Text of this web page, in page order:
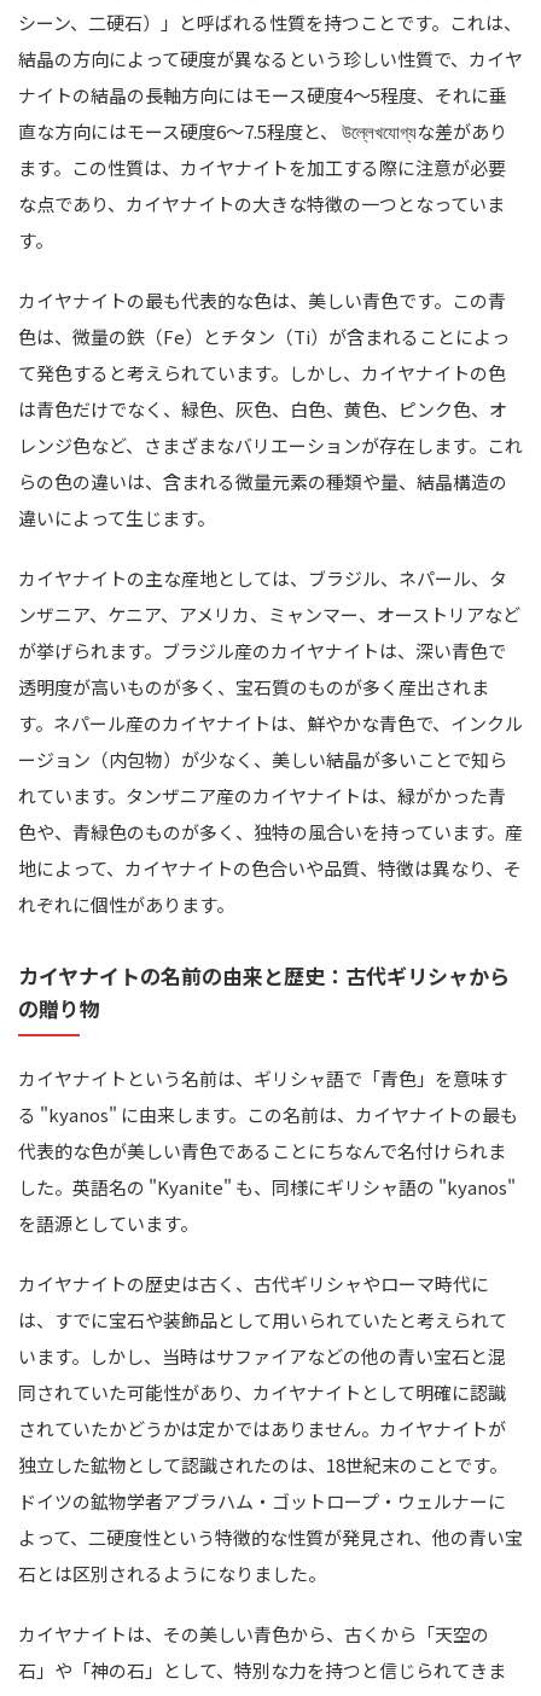
シーン、二硬石）」と呼ばれる性質を持つことです。これは、
結晶の方向によって硬度が異なるという珍しい性質で、カイヤ
ナイトの結晶の長軸方向にはモース硬度4～5程度、それに垂
直な方向にはモース硬度6～7.5程度と、 উল্লেখযোগ্যな差があり
ます。この性質は、カイヤナイトを加工する際に注意が必要
な点であり、カイヤナイトの大きな特徴の一つとなっていま
す。
カイヤナイトの最も代表的な色は、美しい青色です。この青
色は、微量の鉄（Fe）とチタン（Ti）が含まれることによっ
て発色すると考えられています。しかし、カイヤナイトの色
は青色だけでなく、緑色、灰色、白色、黄色、ピンク色、オ
レンジ色など、さまざまなバリエーションが存在します。これ
らの色の違いは、含まれる微量元素の種類や量、結晶構造の
違いによって生じます。
カイヤナイトの主な産地としては、ブラジル、ネパール、タ
ンザニア、ケニア、アメリカ、ミャンマー、オーストリアなど
が挙げられます。ブラジル産のカイヤナイトは、深い青色で
透明度が高いものが多く、宝石質のものが多く産出されま
す。ネパール産のカイヤナイトは、鮮やかな青色で、インクル
ージョン（内包物）が少なく、美しい結晶が多いことで知ら
れています。タンザニア産のカイヤナイトは、緑がかった青
色や、青緑色のものが多く、独特の風合いを持っています。産
地によって、カイヤナイトの色合いや品質、特徴は異なり、そ
れぞれに個性があります。
カイヤナイトの名前の由来と歴史：古代ギリシャから
の贈り物
カイヤナイトという名前は、ギリシャ語で「青色」を意味す
る "kyanos" に由来します。この名前は、カイヤナイトの最も
代表的な色が美しい青色であることにちなんで名付けられま
した。英語名の "Kyanite" も、同様にギリシャ語の "kyanos"
を語源としています。
カイヤナイトの歴史は古く、古代ギリシャやローマ時代に
は、すでに宝石や装飾品として用いられていたと考えられて
います。しかし、当時はサファイアなどの他の青い宝石と混
同されていた可能性があり、カイヤナイトとして明確に認識
されていたかどうかは定かではありません。カイヤナイトが
独立した鉱物として認識されたのは、18世紀末のことです。
ドイツの鉱物学者アブラハム・ゴットロープ・ウェルナーに
よって、二硬度性という特徴的な性質が発見され、他の青い宝
石とは区別されるようになりました。
カイヤナイトは、その美しい青色から、古くから「天空の
石」や「神の石」として、特別な力を持つと信じられてきま